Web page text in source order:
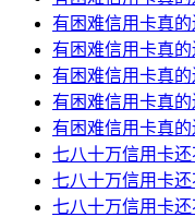
有困难信用卡真
有困难信用卡真
有困难信用卡真
有困难信用卡真
有困难信用卡真
七八十万信用卡
七八十万信用卡
七八十万信用卡